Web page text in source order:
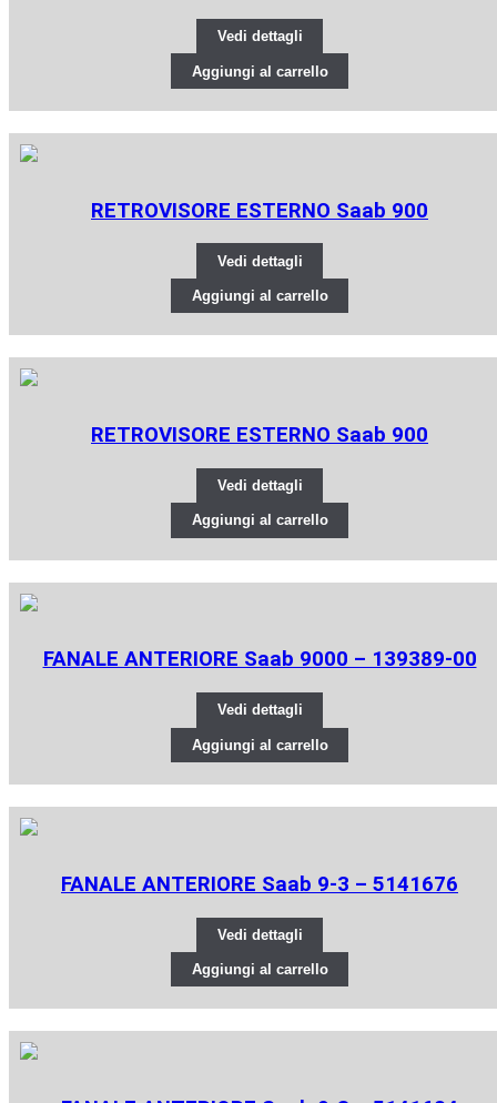
Vedi dettagli
Aggiungi al carrello
RETROVISORE ESTERNO Saab 900
Vedi dettagli
Aggiungi al carrello
RETROVISORE ESTERNO Saab 900
Vedi dettagli
Aggiungi al carrello
FANALE ANTERIORE Saab 9000 – 139389-00
Vedi dettagli
Aggiungi al carrello
FANALE ANTERIORE Saab 9-3 – 5141676
Vedi dettagli
Aggiungi al carrello